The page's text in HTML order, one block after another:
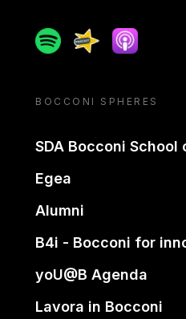
SpotifySpreaker
Apple
BOCCONI SPHERES
SDA Bocconi School
Egea
Alumni
B4i - Bocconi for
yoU@B Agenda
Lavora in Bocconi